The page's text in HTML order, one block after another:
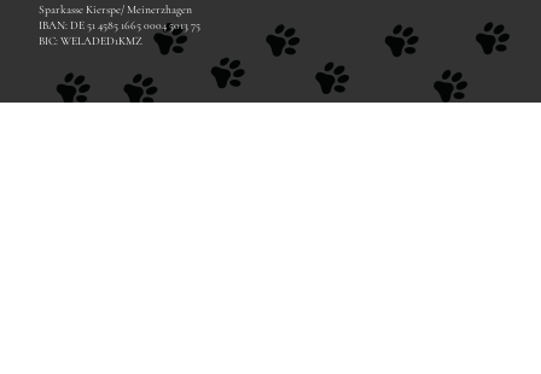
Sparkasse Kierspe/ Meinerzhagen
IBAN: DE 51 4585 1665 0004 5013 75
BIC: WELADED1KMZ